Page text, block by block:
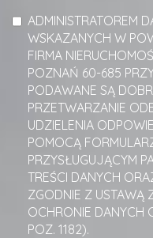
ADMINISTRATOREM
WSKAZANYCH W
FIRMA
POZNAŃ 60-685
PODAWANE SĄ
PRZETWARZANIE
UDZIELENIA
POMOCĄ
PRZYSŁUGUJĄCYM
TREŚCI DANYCH
ZGODNIE Z USTAWĄ
OCHRONIE DANYCH
POZ. 1182).